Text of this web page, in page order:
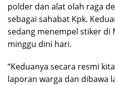
polder dan alat olah raga
sebagai sahabat Kpk.
sedang menempel stiker di
minggu dini hari.
“Keduanya secara resmi
laporan warga dan dibawa